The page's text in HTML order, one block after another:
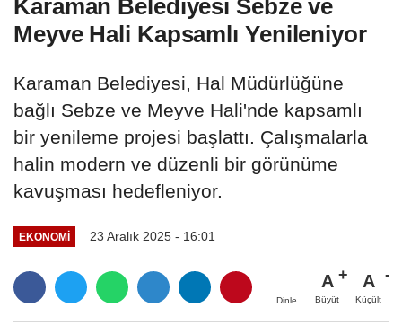
Karaman Belediyesi Sebze ve
Meyve Hali Kapsamlı Yenileniyor
Karaman Belediyesi, Hal Müdürlüğüne
bağlı Sebze ve Meyve Hali'nde kapsamlı
bir yenileme projesi başlattı. Çalışmalarla
halin modern ve düzenli bir görünüme
kavuşması hedefleniyor.
EKONOMI 23 Aralık 2025 - 16:01
Dinle
A
Büyüt
A
Küçült